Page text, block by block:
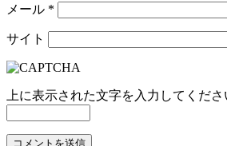
メール *
サイト
上に表示された文字を入力してくださ